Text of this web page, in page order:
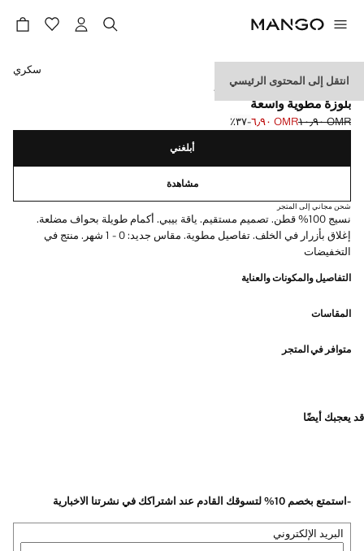
انتقل إلى المحتوى الرئيسي
مقاس جديد: منذ الولادة حتى شهر واحد
بلوزة مطوية واسعة
السعر الأول محذوف [OMR ١٠٫٩٠ ]
OMR ١٠٫٩٠
السعر الحالي [OMR ٦٫٩٠ ]OMR ٦٫٩٠ ؜-٣٧٪؜
حدد اللون
سكري
أبلغني
مشاهدة
شحن مجاني إلى المتجر
نسيج 100% قطن. تصميم مستقيم. ياقة بيبي. أكمام طويلة بحواف مضلعة.
إغلاق بأزرار في الخلف. تفاصيل مطوية. مقاس جديد: 0 - 1 شهر. منتج في
التخفيضات
التفاصيل والمكونات والعناية
المقاسات
متوافر في المتجر
قد يعجبك أيضًا
-استمتع بخصم 10% لتسوقك القادم عند اشتراكك في نشرتنا الاخبارية
البريد الإلكتروني